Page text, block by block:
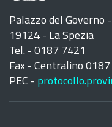
Palazzo del Governo
19124 - La Spezia
Tel. - 0187 7421
Fax - Centralino
PEC -